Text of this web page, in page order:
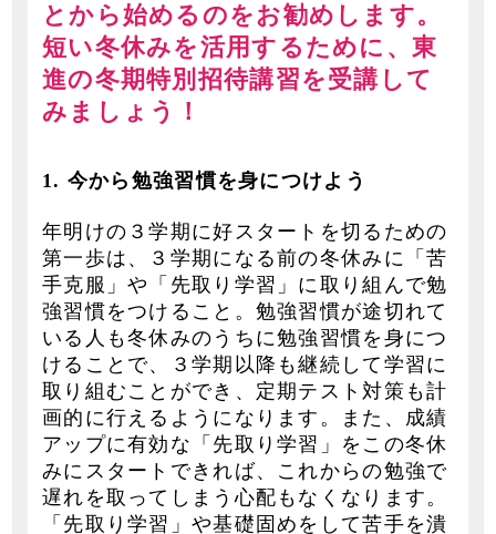
とから始めるのをお勧めします。
短い冬休みを活用するために、東
進の冬期特別招待講習を受講して
みましょう！
1. 今から勉強習慣を身につけよう
年明けの３学期に好スタートを切るための
第一歩は、３学期になる前の冬休みに「苦
手克服」や「先取り学習」に取り組んで勉
強習慣をつけること。勉強習慣が途切れて
いる人も冬休みのうちに勉強習慣を身につ
けることで、３学期以降も継続して学習に
取り組むことができ、定期テスト対策も計
画的に行えるようになります。また、成績
アップに有効な「先取り学習」をこの冬休
みにスタートできれば、これからの勉強で
遅れを取ってしまう心配もなくなります。
「先取り学習」や基礎固めをして苦手を潰